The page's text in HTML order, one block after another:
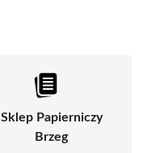
Sklep Papierniczy
Brzeg